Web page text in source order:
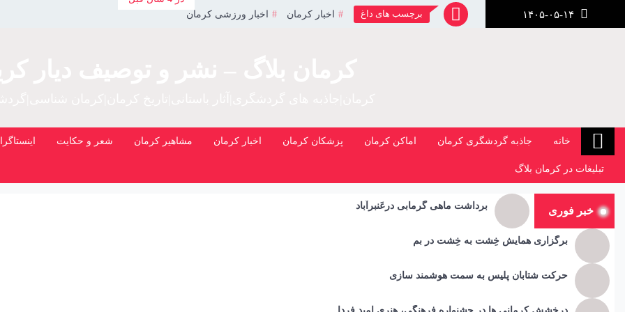
برچسب های داغ اخبار کرمان اخبار ورزشی کرمان
خانه جاذبه گردشگری کرمان اماکن کرمان پزشکان کرمان اخبار کرمان مشاهیر کرمان شعر و حکایت
تبلیغات در کرمان بلاگ
خبر فوری برداشت ماهی گرمابی درعَنبرآباد
برگزاری همایش خِشت به خِشت در بم
حرکت شتابان پلیس به سمت هوشمند سازی